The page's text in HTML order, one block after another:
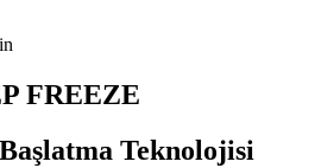
FREEZE
Teknolojisi